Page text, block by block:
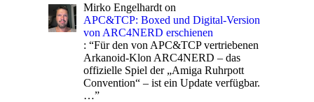
Mirko Engelhardt on
APC&TCP: Boxed und Digital-Version
von ARC4NERD erschienen
: “Für den von APC&TCP vertriebenen
Arkanoid-Klon ARC4NERD – das
offizielle Spiel der „Amiga Ruhrpott
Convention“ – ist ein Update verfügbar.
…”